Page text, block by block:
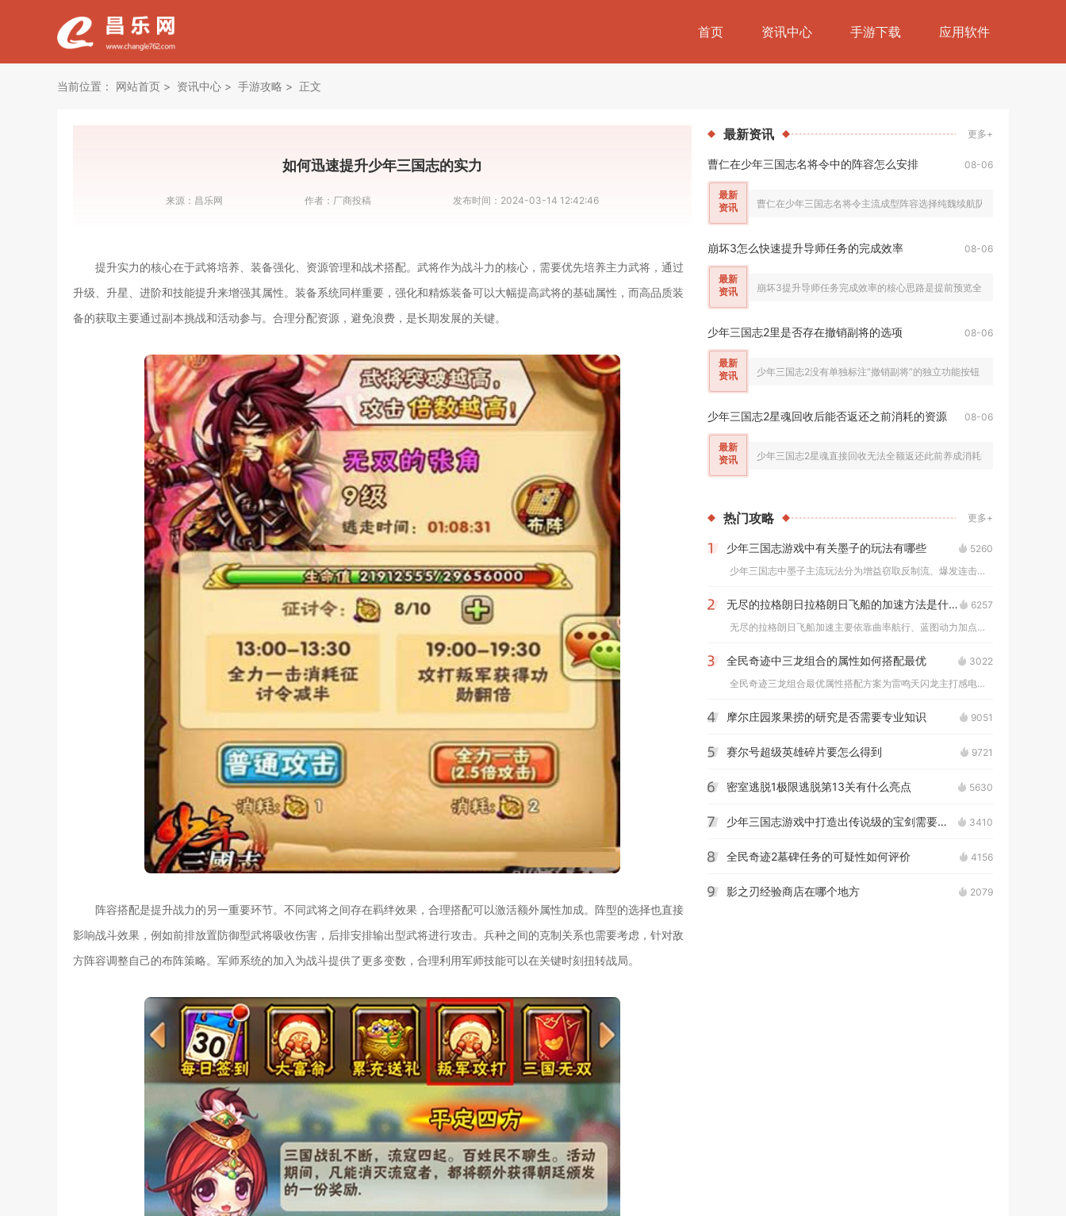
首页 资讯中心 手游下载 应用软件
当前位置： 网站首页 资讯中心 手游攻略 正文
如何迅速提升少年三国志的实力
来源： 昌乐网 作者： 厂商投稿 发布时间： 2024-03-14 12:42:46
提升实力的核心在于武将培养、装备强化、资源管理和战术搭配。武将作为战斗力的核心，需要优先培养主力武将，通过
升级、升星、进阶和技能提升来增强其属性。装备系统同样重要，强化和精炼装备可以大幅提高武将的基础属性，而高品质装
备的获取主要通过副本挑战和活动参与。合理分配资源，避免浪费，是长期发展的关键。
阵容搭配是提升战力的另一重要环节。不同武将之间存在羁绊效果，合理搭配可以激活额外属性加成。阵型的选择也直接
影响战斗效果，例如前排放置防御型武将吸收伤害，后排安排输出型武将进行攻击。兵种之间的克制关系也需要考虑，针对敌
方阵容调整自己的布阵策略。军师系统的加入为战斗提供了更多变数，合理利用军师技能可以在关键时刻扭转战局。
最新资讯 更多+
曹仁在少年三国志名将令中的阵容怎么安排 08-06
最新
资讯
曹仁在少年三国志名将令主流成型阵容选择纯魏续航队，搭配武将为曹
崩坏3怎么快速提升导师任务的完成效率 08-06
最新
资讯
崩坏3提升导师任务完成效率的核心思路是提前预览全部考核试炼目标
少年三国志2里是否存在撤销副将的选项 08-06
最新
资讯
少年三国志2没有单独标注“撤销副将”的独立功能按钮，无法一键直接清
少年三国志2星魂回收后能否返还之前消耗的资源 08-06
最新
资讯
少年三国志2星魂直接回收无法全额返还此前养成消耗的全部资源，只会
热门攻略 更多+
少年三国志游戏中有关墨子的玩法有哪些
5260
少年三国志中墨子主流玩法分为增益窃取反制流、爆发连击输出流、...
2 无尽的拉格朗日拉格朗日飞船的加速方法是什么
6257
无尽的拉格朗日飞船加速主要依靠曲率航行、蓝图动力加点、增援投...
3 全民奇迹中三龙组合的属性如何搭配最优
3022
全民奇迹三龙组合最优属性搭配方案为雷鸣天闪龙主打感电增伤属性...
4 摩尔庄园浆果捞的研究是否需要专业知识 9051
5 赛尔号超级英雄碎片要怎么得到 9721
6 密室逃脱1极限逃脱第13关有什么亮点 5630
7 少年三国志游戏中打造出传说级的宝剑需要什么条件 3410
8 全民奇迹2墓碑任务的可疑性如何评价 4156
9 影之刃经验商店在哪个地方 2079